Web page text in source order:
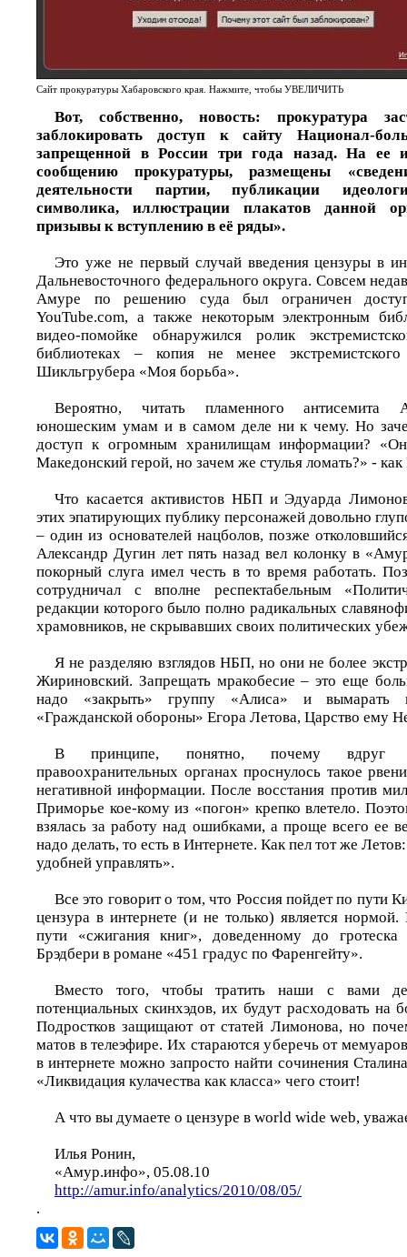
Сайт прокуратуры Хабаровского края. Нажмите, чтобы УВЕЛИЧИТЬ
Вот, собственно, новость: прокуратура
заблокировать доступ к сайту Национал-
запрещенной в России три года назад. На ее
сообщению прокуратуры, размещены
деятельности партии, публикации
символика, иллюстрации плакатов данной
призывы к вступлению в её ряды».
Это уже не первый случай введения цензуры в
Дальневосточного федерального округа. Совсем
Амуре по решению суда был ограничен доступ
YouTube.com, а также некоторым электронным
видео-помойке обнаружился ролик
библиотеках – копия не менее
Шикльгрубера «Моя борьба».
Вероятно, читать пламенного антисемита
юношеским умам и в самом деле ни к чему. Но
доступ к огромным хранилищам информации?
Македонский герой, но зачем же стулья ломать?» - как
Что касается активистов НБП и Эдуарда
этих эпатирующих публику персонажей довольно
– один из основателей нацболов, позже
Александр Дугин лет пять назад вел колонку в
покорный слуга имел честь в то время работать.
сотрудничал с вполне респектабельным
редакции которого было полно радикальных
храмовников, не скрывавших своих политических
Я не разделяю взглядов НБП, но они не более
Жириновский. Запрещать мракобесие – это еще
надо «закрыть» группу «Алиса» и вымарать
«Гражданской обороны» Егора Летова, Царство ему
В принципе, понятно, почему вдруг в
правоохранительных органах проснулось такое
негативной информации. После восстания против
Приморье кое-кому из «погон» крепко влетело.
взялась за работу над ошибками, а проще всего ее
надо делать, то есть в Интернете. Как пел тот же
удобней управлять».
Все это говорит о том, что Россия пойдет по пути
цензура в интернете (и не только) является
пути «сжигания книг», доведенному до гротеска
Брэдбери в романе «451 градус по Фаренгейту».
Вместо того, чтобы тратить наши с вами
потенциальных скинхэдов, их будут расходовать на
Подростков защищают от статей Лимонова, но
матов в телеэфире. Их стараются уберечь от
в интернете можно запросто найти сочинения
«Ликвидация кулачества как класса» чего стоит!
А что вы думаете о цензуре в world wide web,
Илья Ронин,
«Амур.инфо», 05.08.10
http://amur.info/analytics/2010/08/05/
.